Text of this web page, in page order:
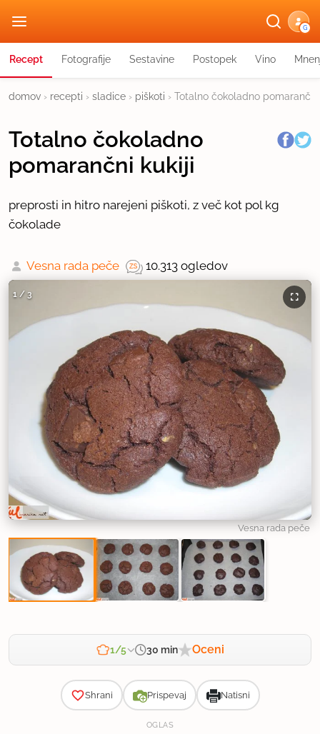
G
Recept Fotografije Sestavine Postopek Vino
domov › recepti › sladice › piškoti › Totalno čokoladno pomarančni
Totalno čokoladno
pomarančni kukiji
preprosti in hitro narejeni piškoti, z več kot pol kg
čokolade
Vesna rada peče 10.313 ogledov
1 / 3
Vesna rada peče
1/5 30 min Oceni
Shrani Prispevaj Natisni
OGLAS